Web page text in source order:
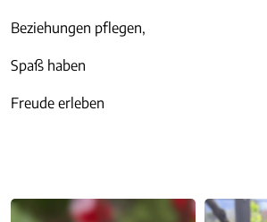
Beziehungen pflegen,
Spaß haben
Freude erleben